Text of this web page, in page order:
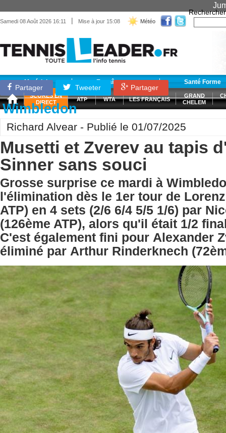
Samedi 08 Août 2026 16:11 | Mise à jour 15:08 Météo
Rechercher
Matériel Entraînement Santé Forme
SCORES EN
DIRECT
ATP WTA LES FRANÇAIS
GRAND
CHELEM
Partager Tweeter Partager
Wimbledon
Richard Alvear - Publié le 01/07/2025
Musetti et Zverev au tapis
Sinner sans souci
Grosse surprise ce mardi à
l'élimination dès le 1er tour de
ATP) en 4 sets (2/6 6/4 5/5 1/6) par
(126ème ATP), alors qu'il était 1/2
C'est également fini pour Alexander
éliminé par Arthur Rinderknech